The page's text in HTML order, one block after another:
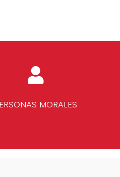
MORALES